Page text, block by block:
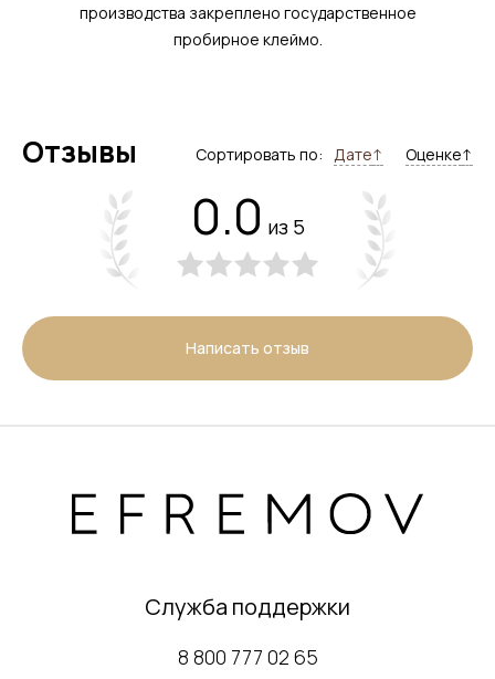
производства закреплено государственное
пробирное клеймо.
Отзывы Сортировать по: Дате↑ Оценке↑
0.0 из 5
Написать отзыв
Служба поддержки
8 800 777 02 65